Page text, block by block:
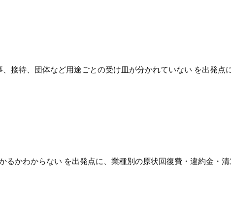
接待、団体など用途ごとの受け皿が分かれていない を出発
るかわからない を出発点に、業種別の原状回復費・違約金・